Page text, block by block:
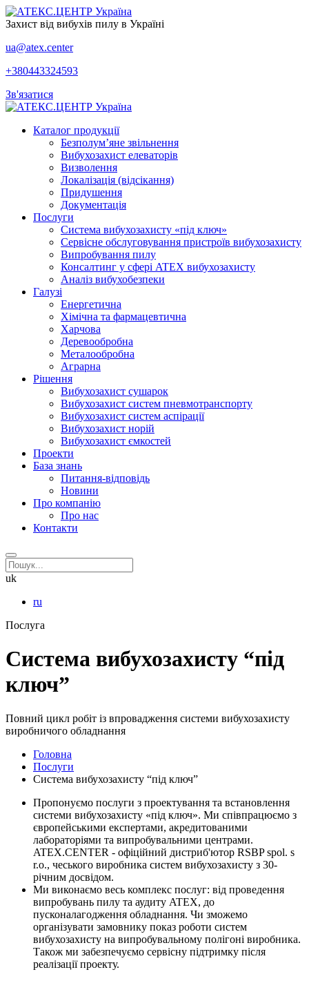
Захист від вибухів пилу в Україні
ua@atex.center
+380443324593
Зв'язатися
Каталог продукції
Безполум’яне звільнення
Вибухозахист елеваторів
Визволення
Локалізація (відсікання)
Придушення
Документація
Послуги
Система вибухозахисту «під ключ»
Сервісне обслуговування пристроїв вибухозахисту
Випробування пилу
Консалтинг у сфері ATEX вибухозахисту
Аналіз вибухобезпеки
Галузі
Енергетична
Хімічна та фармацевтична
Харчова
Деревообробна
Металообробна
Аграрна
Рішення
Вибухозахист сушарок
Вибухозахист систем пневмотранспорту
Вибухозахист систем аспірації
Вибухозахист норій
Вибухозахист ємкостей
Проекти
База знань
Питання-відповідь
Новини
Про компанію
Про нас
Контакти
uk
ru
Послуга
Система вибухозахисту “під
ключ”
Повний цикл робіт із впровадження системи вибухозахисту
виробничого обладнання
Головна
Послуги
Система вибухозахисту “під ключ”
Пропонуємо послуги з проектування та встановлення
системи вибухозахисту «під ключ». Ми співпрацюємо з
європейськими експертами, акредитованими
лабораторіями та випробувальними центрами.
ATEX.CENTER - офіційний дистриб'ютор RSBP spol. s
r.o., чеського виробника систем вибухозахисту з 30-
річним досвідом.
Ми виконаємо весь комплекс послуг: від проведення
випробувань пилу та аудиту ATEX, до
пусконалагодження обладнання. Чи зможемо
організувати замовнику показ роботи систем
вибухозахисту на випробувальному полігоні виробника.
Також ми забезпечуємо сервісну підтримку після
реалізації проекту.